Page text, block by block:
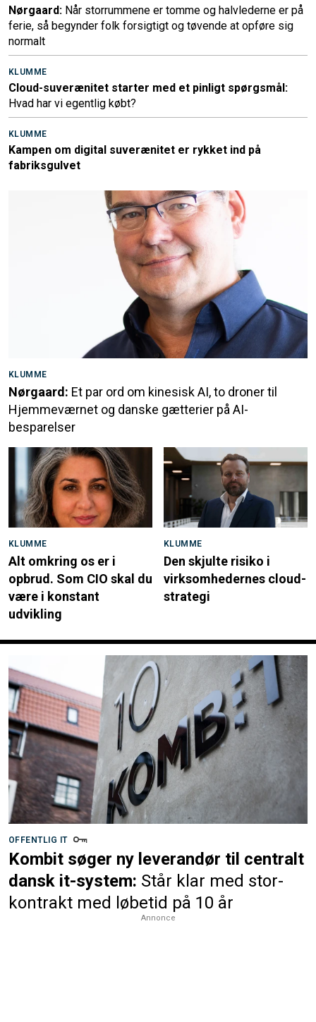
Nørgaard: Når storrummene er tomme og halvlederne er på
ferie, så begynder folk forsigtigt og tøvende at opføre sig
normalt
KLUMME
Cloud-suverænitet starter med et pinligt spørgsmål:
Hvad har vi egentlig købt?
KLUMME
Kampen om digital suverænitet er rykket ind på
fabriksgulvet
KLUMME
Nørgaard: Et par ord om kinesisk AI, to droner til
Hjemmeværnet og danske gætterier på AI-
besparelser
KLUMME
Alt omkring os er i
opbrud. Som CIO skal du
være i konstant
udvikling
KLUMME
Den skjulte risiko i
virksomhedernes cloud-
strategi
OFFENTLIG IT
Kombit søger ny leverandør til centralt
dansk it-system: Står klar med stor-
kontrakt med løbetid på 10 år
Annonce